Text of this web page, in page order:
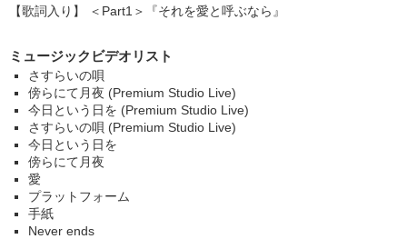
【歌詞入り】 ＜Part1＞
『それを愛と呼ぶなら』
ミュージックビデオリスト
さすらいの唄
傍らにて月夜 (Premium Studio Live)
今日という日を (Premium Studio Live)
さすらいの唄 (Premium Studio Live)
今日という日を
傍らにて月夜
愛
プラットフォーム
手紙
Never ends